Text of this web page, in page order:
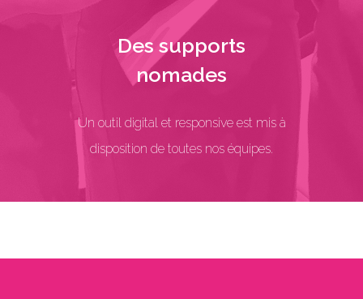
Des supports
nomades
Un outil digital et responsive est mis à
disposition de toutes nos équipes.